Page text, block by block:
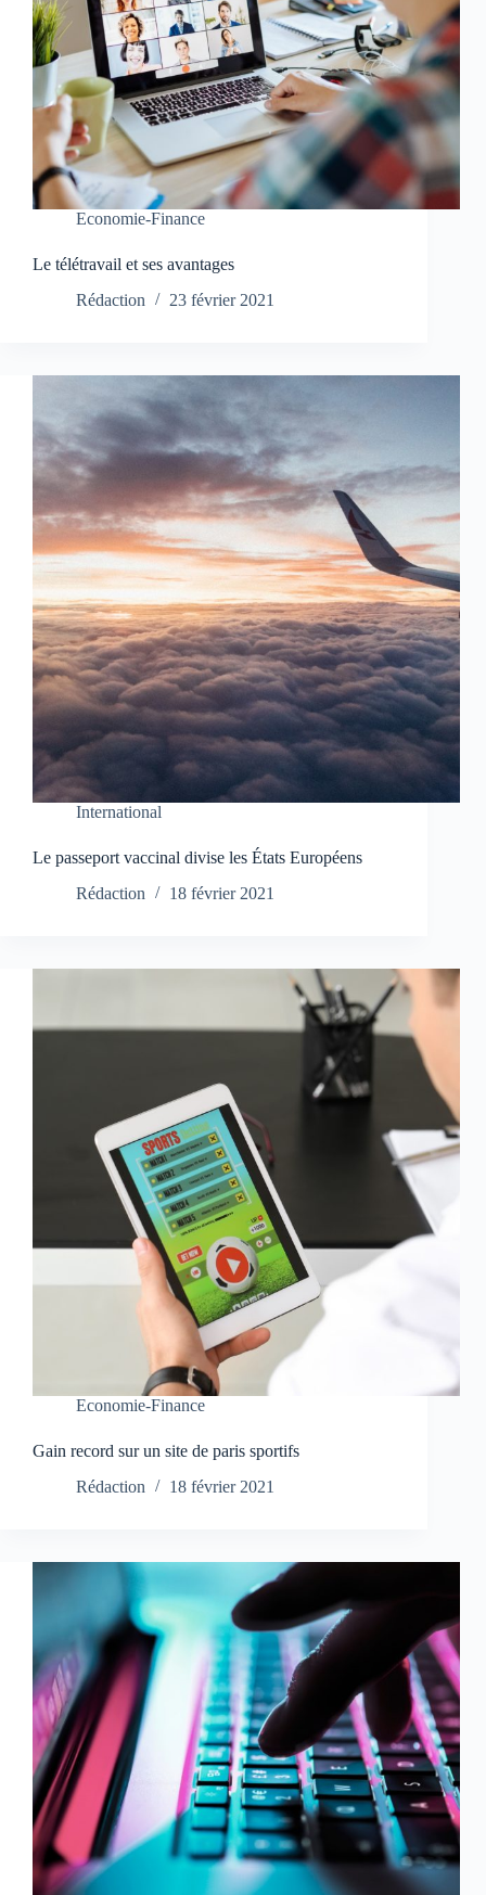
Economie-Finance
Le télétravail et ses avantages
Rédaction
23 février 2021
International
Le passeport vaccinal divise les États Européens
Rédaction
18 février 2021
Economie-Finance
Gain record sur un site de paris sportifs
Rédaction
18 février 2021